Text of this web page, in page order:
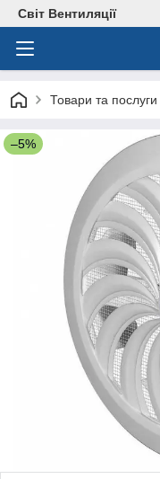
Світ Вентиляції
Товари та послуги
–5%